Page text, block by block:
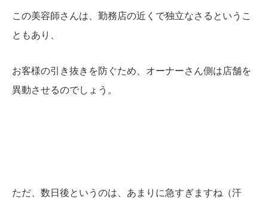
この美容師さんは、勤務店の近くで独立なさるというこ
ともあり、
お客様の引き抜きを防ぐため、オーナーさん側は店舗を
異動させるのでしょう。
ただ、数日後というのは、あまりに急すぎますね（汗